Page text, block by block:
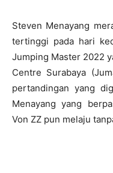
Steven Menayang
tertinggi pada hari
Jumping Master 2022
Centre Surabaya
pertandingan yang
Menayang yang
Von ZZ pun melaju